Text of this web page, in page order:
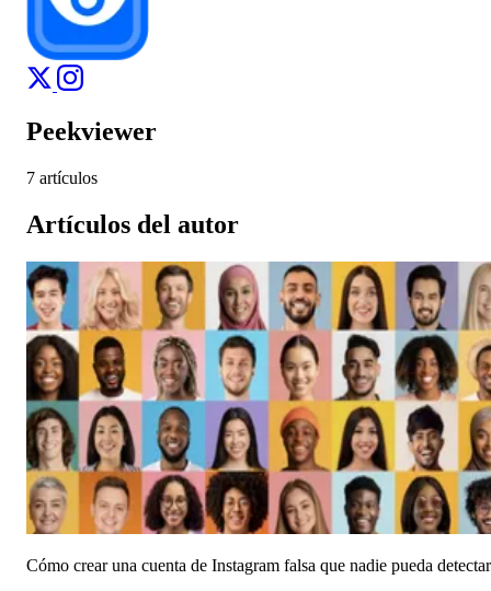
Peekviewer
7 artículos
Artículos del autor
Cómo crear una cuenta de Instagram falsa que nadie pueda detectar